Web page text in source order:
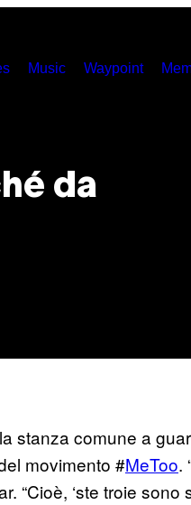
Music Waypoint
da
stanza comune a
movimento #MeToo.
“Cioè, ‘ste troie